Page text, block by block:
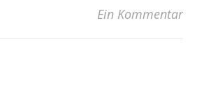
Ein Kommentar